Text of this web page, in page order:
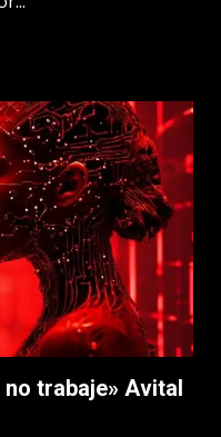
no trabaje» Avital